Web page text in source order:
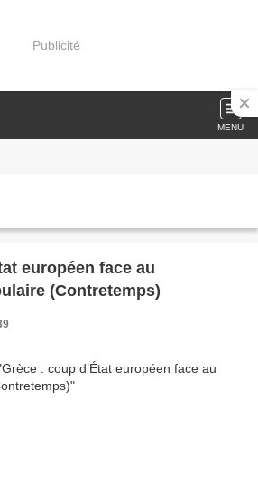
Publicité
MENU
européen face au
(Contretemps)